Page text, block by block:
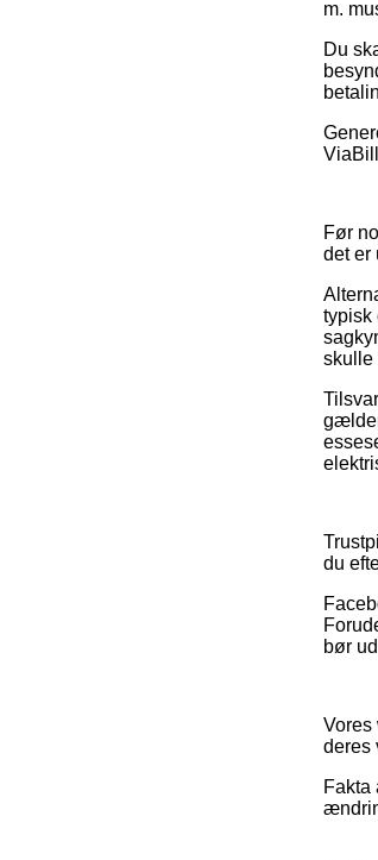
m.
Du
Før
det er
typisk
skulle
du
bør
Vores
deres
Fakta